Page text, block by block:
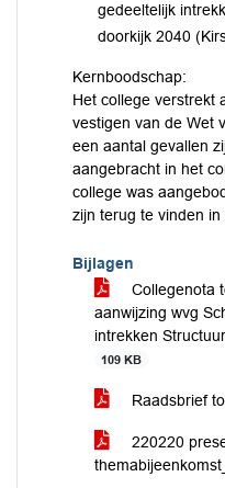
gedeeltelijk
doorkijk 2040
Kernboodschap:
Het college verstrekt
vestigen van de Wet
een aantal gevallen
aangebracht in het
college was
zijn terug te vinden
Bijlagen
Collegenota
aanwijzing wvg
intrekken
109 KB
Raadsbrief
220220